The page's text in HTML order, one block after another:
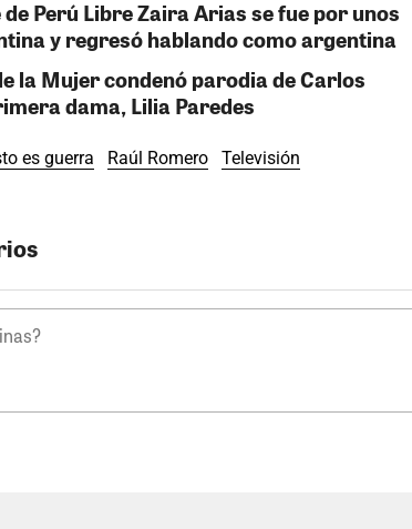
Perú Libre Zaira Arias se fue por unos
y regresó hablando como argentina
la Mujer condenó parodia de Carlos
dama, Lilia Paredes
es guerra Raúl Romero Televisión